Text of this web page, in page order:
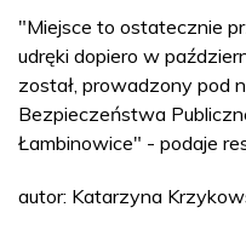
"Miejsce to ostatecznie
udręki dopiero w
został, prowadzony pod
Bezpieczeństwa
Łambinowice" - podaje
autor: Katarzyna